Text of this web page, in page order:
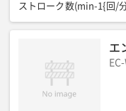
ストローク数(min-1{回/
10.6
消費電力(W): 1010
エ